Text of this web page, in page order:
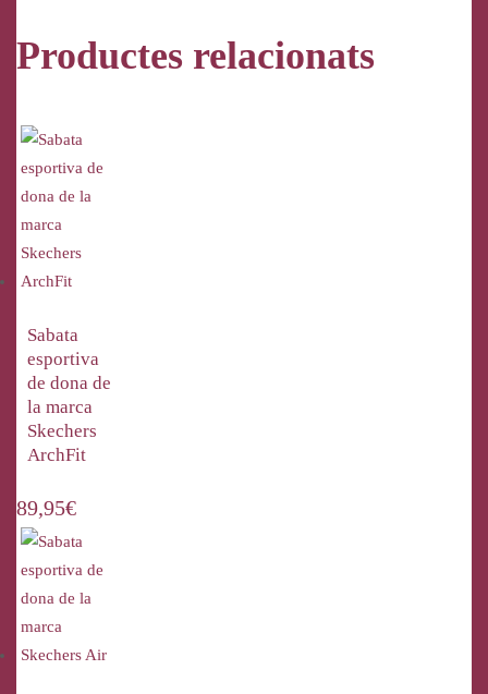
Productes relacionats
Sabata
esportiva
de dona de
la marca
Skechers
ArchFit
89,95€